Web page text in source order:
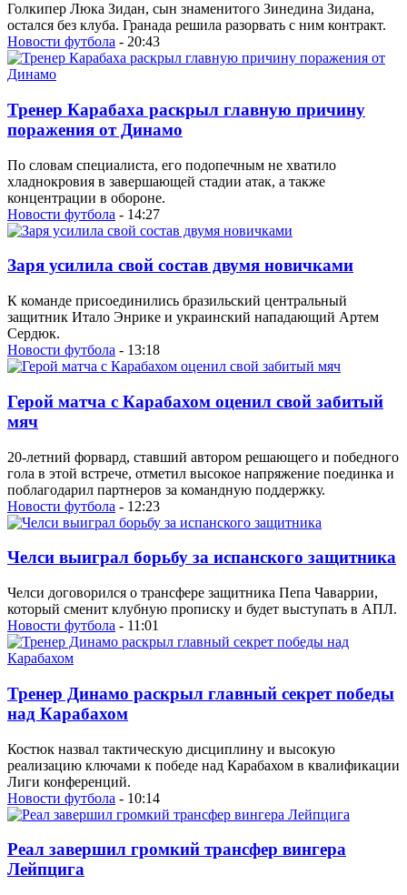
Голкипер Люка Зидан, сын знаменитого Зинедина Зидана,
остался без клуба. Гранада решила разорвать с ним контракт.
Новости футбола - 20:43
Тренер Карабаха раскрыл главную причину
поражения от Динамо
По словам специалиста, его подопечным не хватило
хладнокровия в завершающей стадии атак, а также
концентрации в обороне.
Новости футбола - 14:27
Заря усилила свой состав двумя новичками
К команде присоединились бразильский центральный
защитник Итало Энрике и украинский нападающий Артем
Сердюк.
Новости футбола - 13:18
Герой матча с Карабахом оценил свой забитый
мяч
20-летний форвард, ставший автором решающего и победного
гола в этой встрече, отметил высокое напряжение поединка и
поблагодарил партнеров за командную поддержку.
Новости футбола - 12:23
Челси выиграл борьбу за испанского защитника
Челси договорился о трансфере защитника Пепа Чаваррии,
который сменит клубную прописку и будет выступать в АПЛ.
Новости футбола - 11:01
Тренер Динамо раскрыл главный секрет победы
над Карабахом
Костюк назвал тактическую дисциплину и высокую
реализацию ключами к победе над Карабахом в квалификации
Лиги конференций.
Новости футбола - 10:14
Реал завершил громкий трансфер вингера
Лейпцига